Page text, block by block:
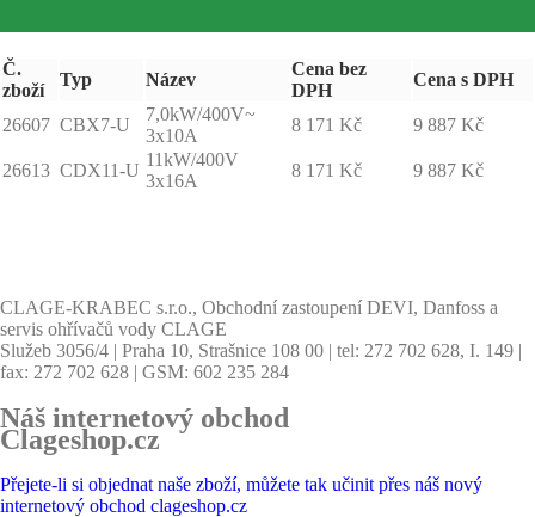
Č.
zboží
Typ Název
Cena bez
DPH
Cena s DPH
26607 CBX7-U
7,0kW/400V~
3x10A
8 171 Kč 9 887 Kč
26613 CDX11-U
11kW/400V
3x16A
8 171 Kč 9 887 Kč
CLAGE-KRABEC s.r.o., Obchodní zastoupení DEVI, Danfoss a
servis ohřívačů vody CLAGE
Služeb 3056/4 | Praha 10, Strašnice 108 00 | tel: 272 702 628, I. 149 |
fax: 272 702 628 | GSM: 602 235 284
Náš internetový obchod
Clageshop.cz
Přejete-li si objednat naše zboží, můžete tak učinit přes náš nový
internetový obchod clageshop.cz